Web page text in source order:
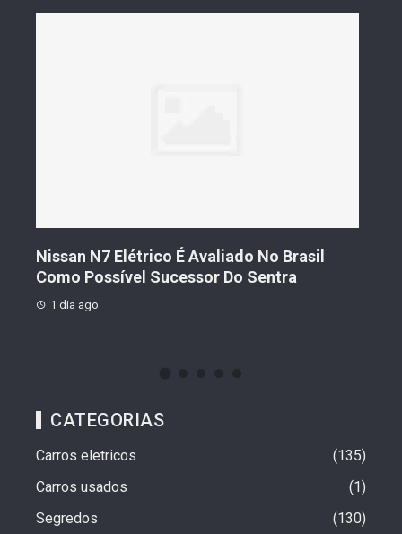
Nissan N7 Elétrico É Avaliado No Brasil
Como Possível Sucessor Do Sentra
1 dia ago
CATEGORIAS
Carros eletricos
135
Carros usados
1
Segredos
130